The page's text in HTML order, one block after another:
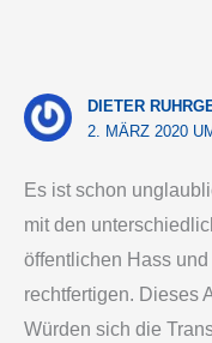
DIETER
2. MÄRZ 2020
Es ist schon
mit den
öffentlichen Hass
rechtfertigen. Dieses
Würden sich die